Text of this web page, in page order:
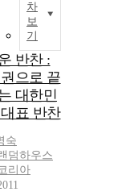
차
보
기
반찬 :
으로 끝
대한민
표 반찬
숙
덤하우스
리아